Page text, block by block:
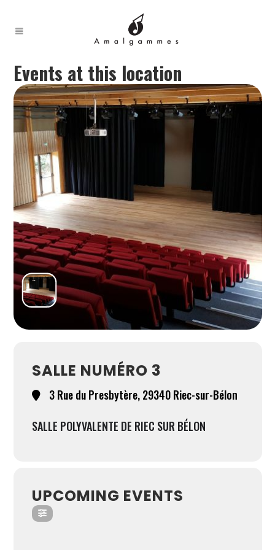
Events at this location
SALLE NUMÉRO 3
3 Rue du Presbytère, 29340 Riec-sur-Bélon
SALLE POLYVALENTE DE RIEC SUR BÉLON
UPCOMING EVENTS